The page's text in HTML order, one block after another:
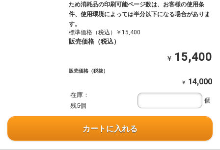
ため消耗品の印刷可能ページ数は、お客様の使用条
件、使用環境によっては半分以下になる場合がありま
す。
標準価格（税込）￥15,400
販売価格（税込）
￥ 15,400
販売価格（税抜）
￥ 14,000
在庫：
残5個
個
カートに入れる